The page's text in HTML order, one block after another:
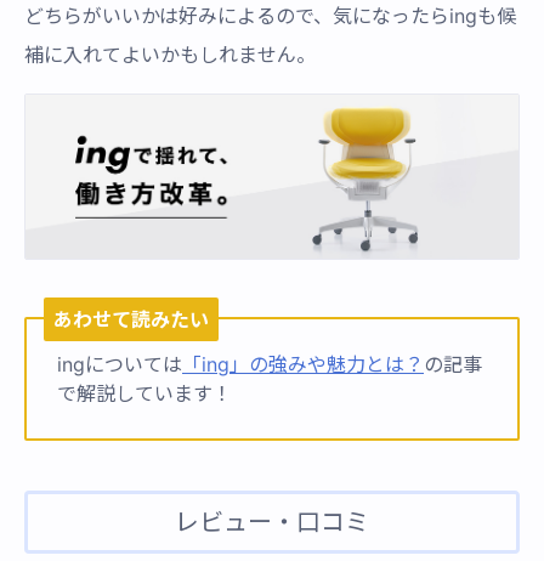
どちらがいいかは好みによるので、気になったらingも候
補に入れてよいかもしれません。
あわせて読みたい
ingについては 「ing」の強みや魅力とは？ の記事
で解説しています！
レビュー・口コミ